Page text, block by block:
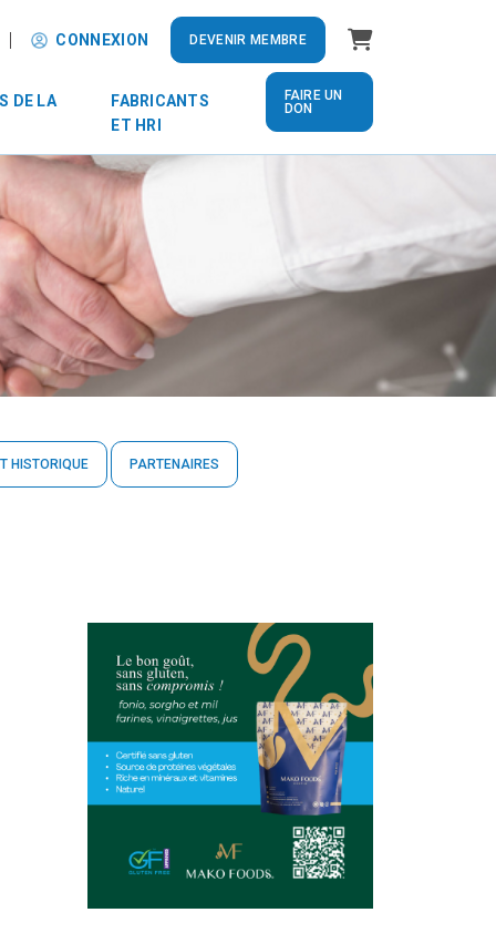
DEVENIR MEMBRE
CONNEXION Panier
DE LA
FABRICANTS
ET HRI
FAIRE UN
DON
HISTORIQUE PARTENAIRES